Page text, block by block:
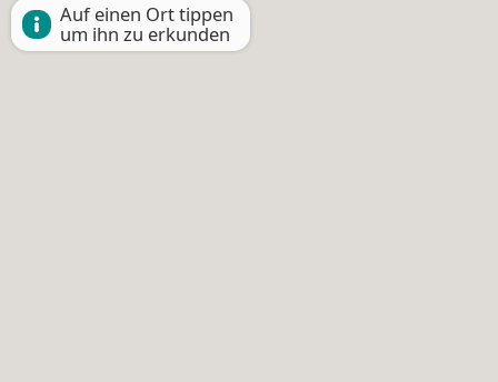
Auf einen Ort tippen
um ihn zu erkunden